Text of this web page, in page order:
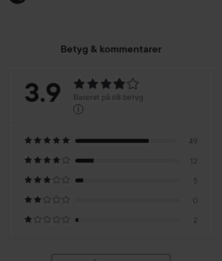
Betyg & kommentarer
Betyg:
Baserat
på
68
betyg
3.9 Baserat på 68 betyg
i
49
12
5
0
2